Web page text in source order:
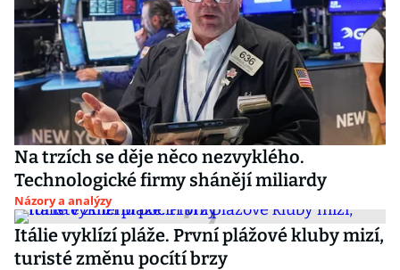
Na trzích se děje něco nezvyklého.
Technologické firmy shánějí miliardy
Názory a analýzy
Itálie vyklízí pláže. První plážové kluby mizí,
turisté změnu pocítí brzy